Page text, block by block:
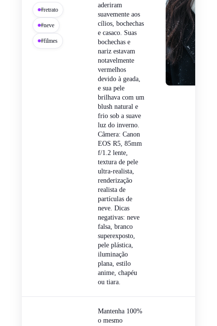
#retrato
#neve
#filmes
aderiram
suavemente aos
cílios, bochechas
e casaco. Suas
bochechas e
nariz estavam
notavelmente
vermelhos
devido à geada,
e sua pele
brilhava com um
blush natural e
frio sob a suave
luz do inverno.
Câmera: Canon
EOS R5, 85mm
f/1.2 lente,
textura de pele
ultra-realista,
renderização
realista de
partículas de
neve. Dicas
negativas: neve
falsa, branco
superexposto,
pele plástica,
iluminação
plana, estilo
anime, chapéu
ou tiara.
Mantenha 100%
o mesmo